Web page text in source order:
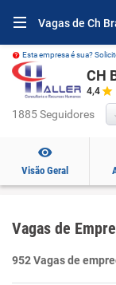
Vagas de Ch
Esta empresa é sua?
CH
4,4
1885 Seguidores
Visão Geral
Vagas de
952 Vagas de